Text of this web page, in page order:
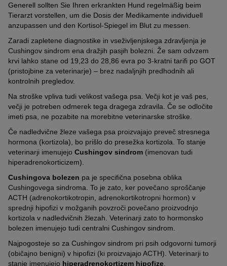
informacijo in s tem zmanjšano sproščanje ACTH in kortizola. Če
pa ostane raven kortizola dolgoročno povišana, ima vaš pes
verjetno Cushingov sindrom.
3. ACTH stimulacijski test
ACTH stimulacijski test danes ni več standarden. Po prvem
odvzemu krvi bo veterinar vašemu psu vbrizgal ACTH. Približno
eno uro po injiciranju bo vašemu psu ponovno odvzel kri. Če je
stimulaciji preseže prvotno izmerjeno bazalno koncentracijo.
Generell sollten Sie Ihren erkrankten Hund regelmäßig beim
Tierarzt vorstellen, um die Dosis der Medikamente individuell
anzupassen und den Kortisol-Spiegel im Blut zu messen.
Zaradi zapletene diagnostike in vseživljenjskega zdravljenja je
Cushingov sindrom ena dražjih pasjih bolezni. Že sam odvzem
krvi lahko stane od 19,23 do 28,86 evra po 3-kratni tarifi po GOT
(pristojbine za veterinarje) – brez nadaljnjih predhodnih ali
kontrolnih pregledov.
Na stroške vpliva tudi velikost vašega psa. Večji kot je vaš pes,
večji je potreben odmerek tega dragega zdravila. Če se odločite
imeti psa, ne pozabite na morebitne veterinarske stroške.
Če nadledvične žleze vašega psa proizvajajo preveč stresnega
hormona (kortizola), bo prišlo do presežka kortizola. To stanje
veterinarji imenujejo Cushingov sindrom (imenovan tudi
hiperadrenokorticizem).
Cushingova bolezen pa je specifična posebna oblika
Cushingovega sindroma. To je zato, ker povečano sproščanje
ACTH (adrenokortikotropin, adrenokortikotropni hormon) v
sprednji hipofizi v možganih povzroči povečano proizvodnjo
kortizola v nadledvičnih žlezah. Veterinarji zato to hormonsko
bolezen imenujejo tudi centralni Cushingov sindrom.
Najpogosteje so za Cushingov sindrom pri psih odgovorni tumorji
(običajno benigni) v hipofizi (ki proizvajajo ACTH). Veterinarji to
stanje imenujejo hiperadrenokortizem hipofize.